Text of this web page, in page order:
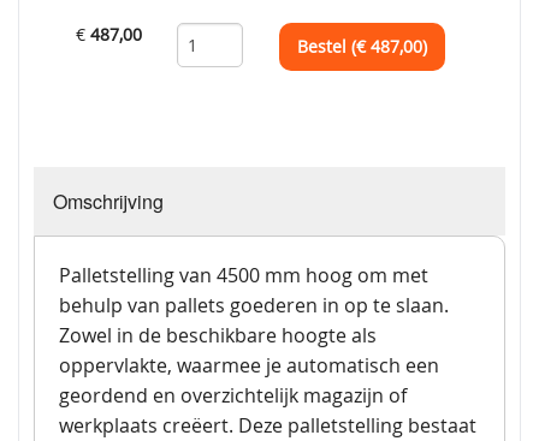
€ 487,00
Bestel (€487,00)
Omschrijving
Palletstelling van 4500 mm hoog om met
behulp van pallets goederen in op te slaan.
Zowel in de beschikbare hoogte als
oppervlakte, waarmee je automatisch een
geordend en overzichtelijk magazijn of
werkplaats creëert. Deze palletstelling bestaat